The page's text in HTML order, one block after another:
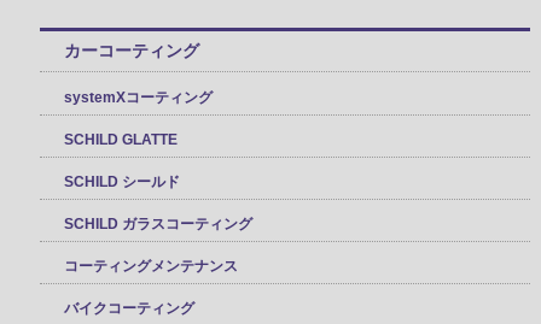
カーコーティング
systemXコーティング
SCHILD GLATTE
SCHILD シールド
SCHILD ガラスコーティング
コーティングメンテナンス
バイクコーティング